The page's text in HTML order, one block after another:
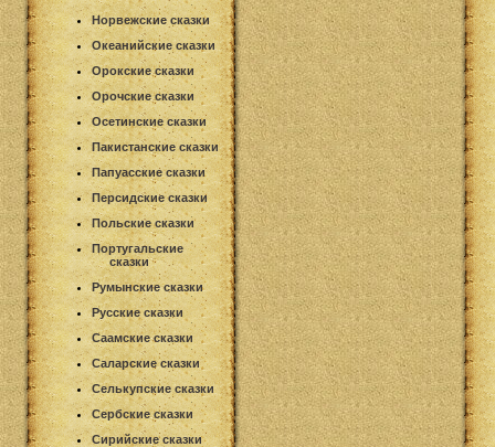
Норвежские сказки
Океанийские сказки
Орокские сказки
Орочские сказки
Осетинские сказки
Пакистанские сказки
Папуасские сказки
Персидские сказки
Польские сказки
Португальские
сказки
Румынские сказки
Русские сказки
Саамские сказки
Саларские сказки
Селькупские сказки
Сербские сказки
Сирийские сказки